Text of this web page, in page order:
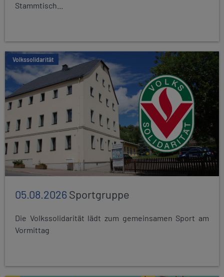
Stammtisch...
Volkssolidarität
05.08.2026Sportgruppe
Die Volkssolidarität lädt zum gemeinsamen Sport am
Vormittag